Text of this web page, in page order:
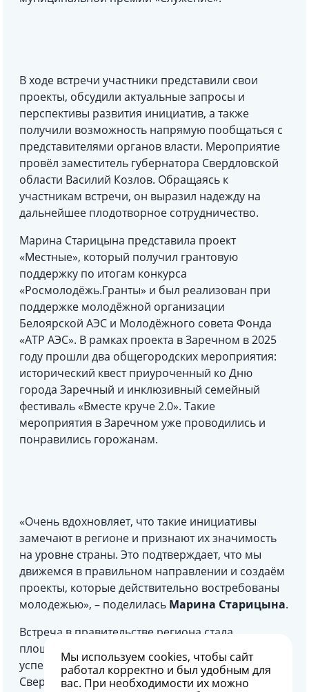
В ходе встречи участники представили свои
проекты, обсудили актуальные запросы и
перспективы развития инициатив, а также
получили возможность напрямую пообщаться с
представителями органов власти. Мероприятие
провёл заместитель губернатора Свердловской
области Василий Козлов. Обращаясь к
участникам встречи, он выразил надежду на
дальнейшее плодотворное сотрудничество.
Марина Старицына представила проект
«Местные», который получил грантовую
поддержку по итогам конкурса
«Росмолодёжь.Гранты» и был реализован при
поддержке молодёжной организации
Белоярской АЭС и Молодёжного совета Фонда
«АТР АЭС». В рамках проекта в Заречном в 2025
году прошли два общегородских мероприятия:
исторический квест приуроченный ко Дню
города Заречный и инклюзивный семейный
фестиваль «Вместе круче 2.0». Такие
мероприятия в Заречном уже проводились и
понравились горожанам.
«Очень вдохновляет, что такие инициативы
замечают в регионе и признают их значимость
на уровне страны. Это подтверждает, что мы
движемся в правильном направлении и создаём
проекты, которые действительно востребованы
молодежью», – поделилась Марина Старицына.
Встреча в правительстве региона стала
площадкой для обмена опытом между авторами
успешных проектов из разных муниципалитетов
Свердловской области.
Мы используем cookies, чтобы сайт
работал корректно и был удобным для
вас. При необходимости их можно